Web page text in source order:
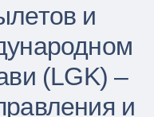
и
(LGK) –
и